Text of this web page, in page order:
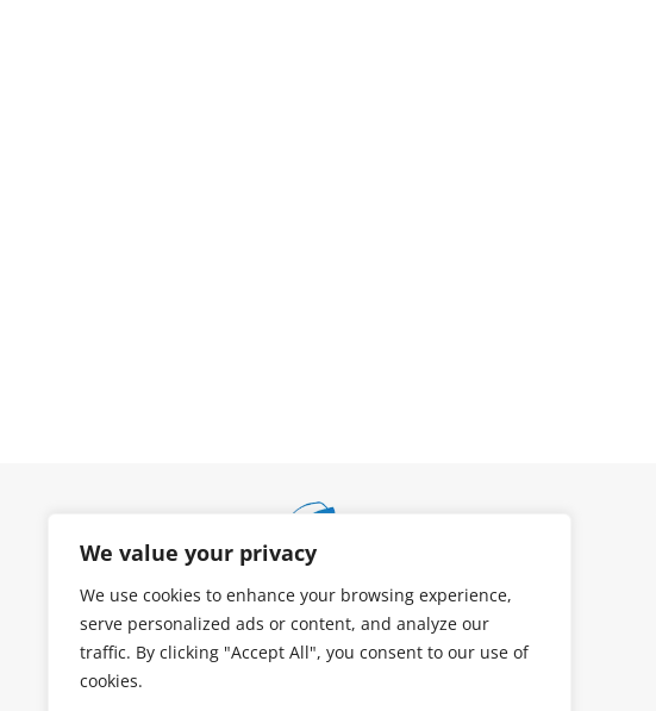
We value your privacy
We use cookies to enhance your browsing experience,
serve personalized ads or content, and analyze our
traffic. By clicking "Accept All", you consent to our use of
cookies.